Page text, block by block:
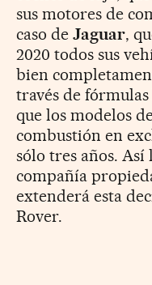
sus motores de
caso de Jaguar,
2020 todos sus
bien
través de
que los modelos
combustión en
sólo tres años.
compañía
extenderá esta
Rover.